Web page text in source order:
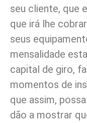
seu cliente, que
que irá lhe
seus
mensalidade
capital de giro,
momentos de
que assim,
dão a mostrar